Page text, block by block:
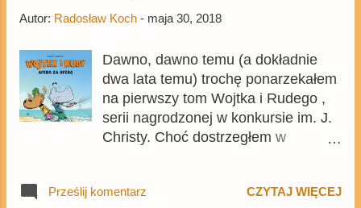
Dawno temu w Kur - Zio Paperone e
Topolino e il pollo alla Marengo - 31
stron - o wehikule czasu Zapoteka -
Zio Paperone e la rapina postdatata
- scen. Rodolfo Cimino - 32 strony -
Paperino e il tesoro dal passato...
viaggio nel tempo - 29 stron - z cyklu
Autor: Radosław Koch - maja 30, 2018
Dawno, dawno temu (a dokładnie
dwa lata temu) trochę ponarzekałem
na pierwszy tom Wojtka i Rudego ,
serii nagrodzonej w konkursie im. J.
Christy. Choć dostrzegłem w
różnorakich wad. Po dwóch latach
Prześlij komentarz CZYTAJ WIĘCEJ